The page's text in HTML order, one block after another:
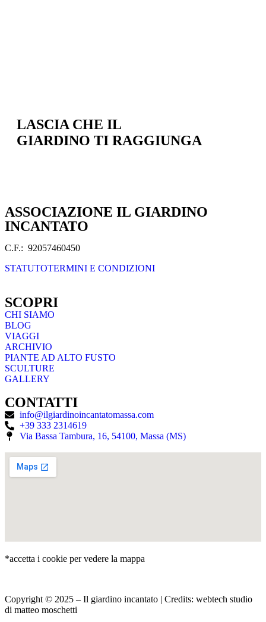
LASCIA CHE IL
GIARDINO TI RAGGIUNGA
ASSOCIAZIONE IL GIARDINO
INCANTATO
C.F.: 92057460450
STATUTOTERMINI E CONDIZIONI
SCOPRI
CHI SIAMO
BLOG
VIAGGI
ARCHIVIO
PIANTE AD ALTO FUSTO
SCULTURE
GALLERY
CONTATTI
info@ilgiardinoincantatomassa.com
+39 333 2314619
Via Bassa Tambura, 16, 54100, Massa (MS)
*accetta i cookie per vedere la mappa
Copyright © 2025 – Il giardino incantato | Credits: webtech studio
di matteo moschetti